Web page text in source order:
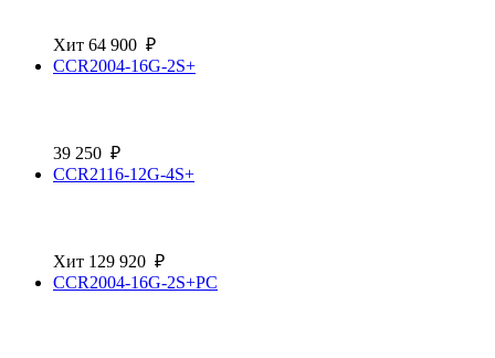
Хит 64 900 ₽
CCR2004-16G-2S+
39 250 ₽
CCR2116-12G-4S+
Хит 129 920 ₽
CCR2004-16G-2S+PC